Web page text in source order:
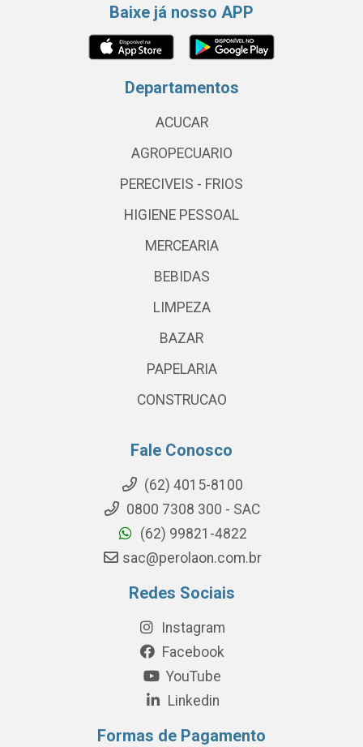
Baixe já nosso APP
Departamentos
ACUCAR
AGROPECUARIO
PERECIVEIS - FRIOS
HIGIENE PESSOAL
MERCEARIA
BEBIDAS
LIMPEZA
BAZAR
PAPELARIA
CONSTRUCAO
Fale Conosco
(62) 4015-8100
0800 7308 300 - SAC
(62) 99821-4822
sac@perolaon.com.br
Redes Sociais
Instagram
Facebook
YouTube
Linkedin
Formas de Pagamento